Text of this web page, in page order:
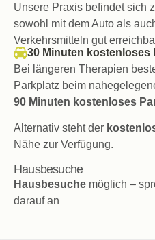
Unsere Praxis befindet sich
sowohl mit dem Auto als
Verkehrsmitteln gut
30 Minuten kostenloses
Bei längeren Therapien
Parkplatz beim
90 Minuten kostenloses
Alternativ steht der
Nähe zur Verfügung.
Hausbesuche
Hausbesuche möglich –
darauf an